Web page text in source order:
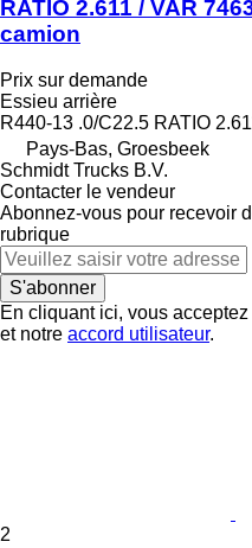
RATIO 2.611 / VAR
camion
Prix sur demande
Essieu arrière
R440-13 .0/C22.5 RATIO
Pays-Bas, Groesbeek
Schmidt Trucks B.V.
Contacter le vendeur
Abonnez-vous pour recevoir
rubrique
S'abonner
En cliquant ici, vous acceptez
et notre accord utilisateur.
2